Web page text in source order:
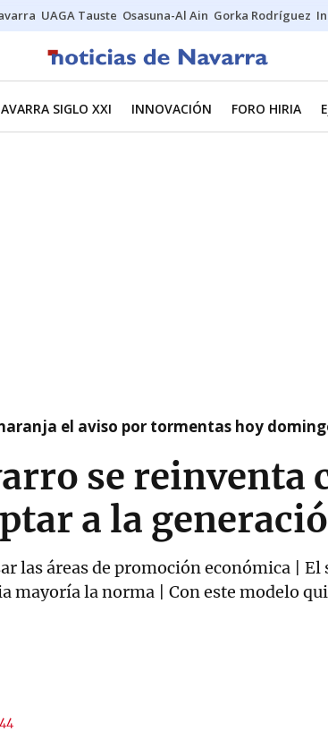
UAGA Tauste Osasuna-Al Ain Gorka Rodríguez
SIGLO XXI INNOVACIÓN FORO HIRIA
el aviso por tormentas hoy
se reinventa
a la
las áreas de promoción económica |
mayoría la norma | Con este modelo